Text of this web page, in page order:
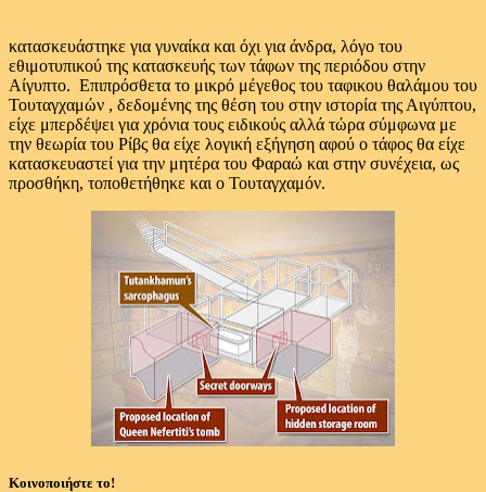
κατασκευάστηκε για γυναίκα και όχι για άνδρα, λόγο του
εθιμοτυπικού της κατασκευής των τάφων της περιόδου στην
Αίγυπτο. Επιπρόσθετα το μικρό μέγεθος του ταφικου θαλάμου του
Τουταγχαμών , δεδομένης της θέση του στην ιστορία της Αιγύπτου,
είχε μπερδέψει για χρόνια τους ειδικούς αλλά τώρα σύμφωνα με
την θεωρία του Ρίβς θα είχε λογική εξήγηση αφού ο τάφος θα είχε
κατασκευαστεί για την μητέρα του Φαραώ και στην συνέχεια, ως
προσθήκη, τοποθετήθηκε και ο Τουταγχαμόν.
Κοινοποιήστε το!